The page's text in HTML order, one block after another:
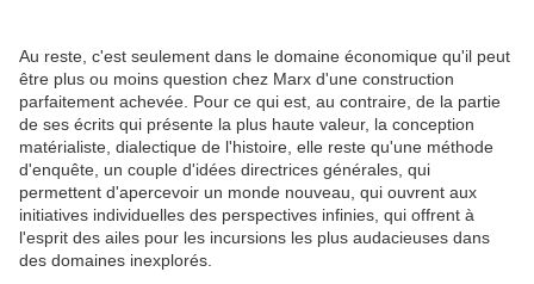
Au reste, c'est seulement dans le domaine économique qu'il peut
être plus ou moins question chez Marx d'une construction
parfaitement achevée. Pour ce qui est, au contraire, de la partie
de ses écrits qui présente la plus haute valeur, la conception
matérialiste, dialectique de l'histoire, elle reste qu'une méthode
d'enquête, un couple d'idées directrices générales, qui
permettent d'apercevoir un monde nouveau, qui ouvrent aux
initiatives individuelles des perspectives infinies, qui offrent à
l'esprit des ailes pour les incursions les plus audacieuses dans
des domaines inexplorés.